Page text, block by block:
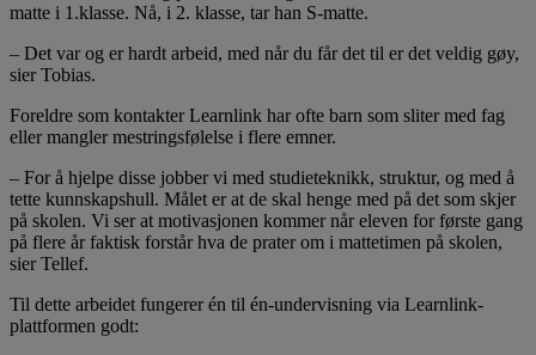
matte i 1.klasse. Nå, i 2. klasse, tar han S-matte.
– Det var og er hardt arbeid, med når du får det til er det veldig gøy,
sier Tobias.
Foreldre som kontakter Learnlink har ofte barn som sliter med fag
eller mangler mestringsfølelse i flere emner.
– For å hjelpe disse jobber vi med studieteknikk, struktur, og med å
tette kunnskapshull. Målet er at de skal henge med på det som skjer
på skolen. Vi ser at motivasjonen kommer når eleven for første gang
på flere år faktisk forstår hva de prater om i mattetimen på skolen,
sier Tellef.
Til dette arbeidet fungerer én til én-undervisning via Learnlink-
plattformen godt: